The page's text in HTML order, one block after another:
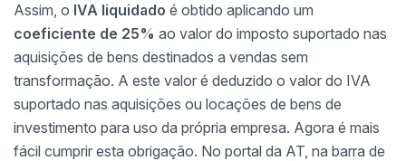
Assim, o IVA liquidado é obtido aplicando um
coeficiente de 25% ao valor do imposto suportado nas
aquisições de bens destinados a vendas sem
transformação. A este valor é deduzido o valor do IVA
suportado nas aquisições ou locações de bens de
investimento para uso da própria empresa. Agora é mais
fácil cumprir esta obrigação. No portal da AT, na barra de